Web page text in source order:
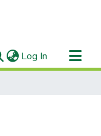
Log In (current)